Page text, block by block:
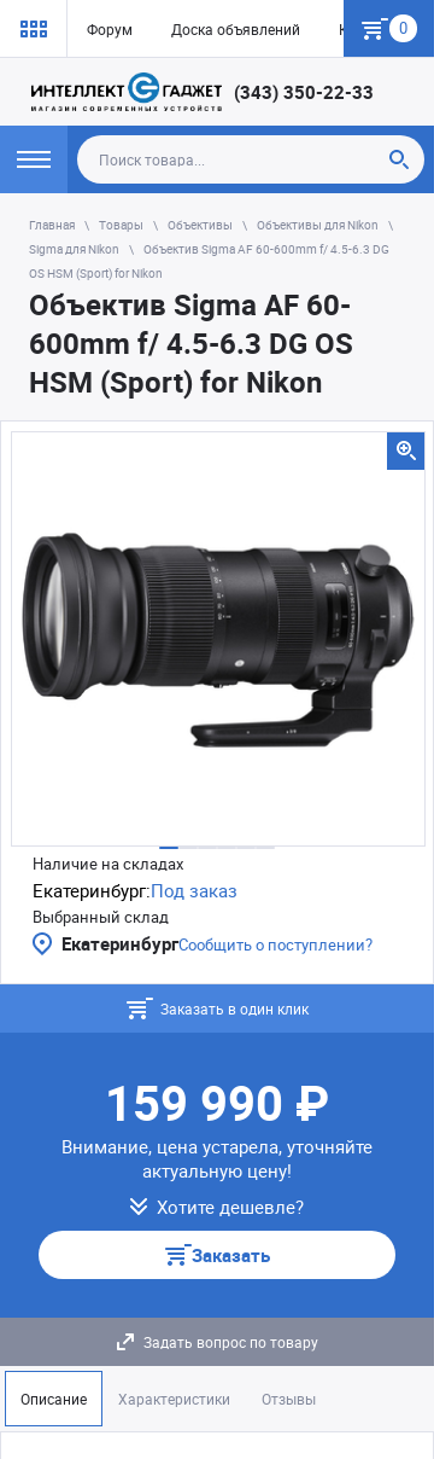
Форум Доска объявлений Как купить
0
(343) 350-22-33
Главная Товары Объективы
Объективы для Nikon
Sigma для Nikon
Объектив Sigma AF 60-600mm f/ 4.5-6.3 DG
OS HSM (Sport) for Nikon
Объектив Sigma AF 60-
600mm f/ 4.5-6.3 DG OS
HSM (Sport) for Nikon
Наличие на складах
Екатеринбург:Под заказ
Выбранный склад
ЕкатеринбургСообщить о поступлении?
Заказать в один клик
159 990 ₽
Внимание, цена устарела, уточняйте
актуальную цену!
Хотите дешевле?
Заказать
Задать вопрос по товару
Описание Характеристики Отзывы